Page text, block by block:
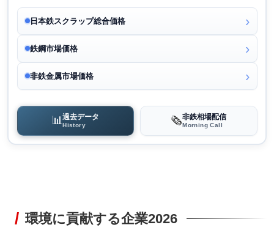
日本鉄スクラップ総合価格
鉄鋼市場価格
非鉄金属市場価格
📊過去データ
History 🗞️非鉄相場配信
Morning Call
環境に貢献する企業2026